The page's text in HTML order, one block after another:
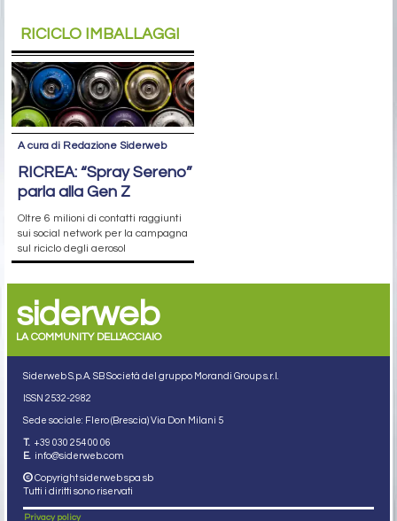
RICICLO IMBALLAGGI
A cura di Redazione Siderweb
RICREA: “Spray Sereno”
parla alla Gen Z
Oltre 6 milioni di contatti raggiunti
sui social network per la campagna
sul riciclo degli aerosol
siderweb
LA COMMUNITY DELL'ACCIAIO
Siderweb S.p.A. SB Società del gruppo Morandi Group s.r.l.
ISSN 2532-2982
Sede sociale: Flero (Brescia) Via Don Milani 5
T. +39 030 254 00 06
E. info@siderweb.com
Copyright siderweb spa sb
Tutti i diritti sono riservati
Privacy policy